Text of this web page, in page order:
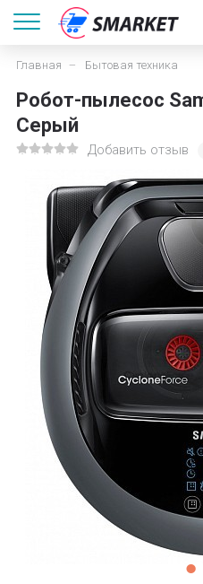
Главная Бытовая техника
Робот-пылесос
Серый
Добавить отзыв